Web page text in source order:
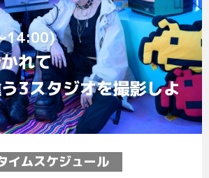
14:00)
れて
3スタジオを撮影しよ
イムスケジュール